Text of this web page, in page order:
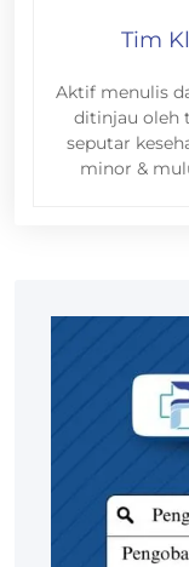
Tim
Aktif menulis
ditinjau oleh
seputar
minor &